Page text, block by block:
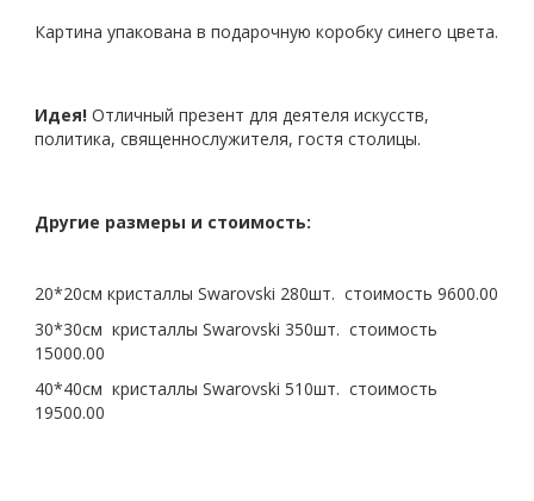
Картина упакована в подарочную коробку синего цвета.
Идея! Отличный презент для деятеля искусств,
политика, священнослужителя, гостя столицы.
Другие размеры и стоимость:
20*20см кристаллы Swarovski 280шт. стоимость 9600.00
30*30см кристаллы Swarovski 350шт. стоимость
15000.00
40*40см кристаллы Swarovski 510шт. стоимость
19500.00